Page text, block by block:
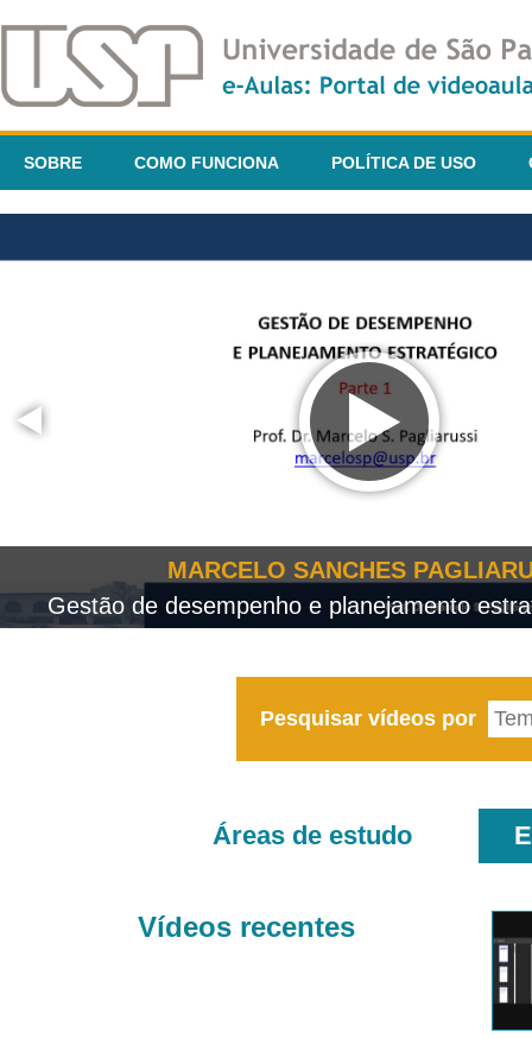
SOBRE COMO FUNCIONA POLÍTICA DE USO
MARCELO SANCHES
Gestão de desempenho e planejamento
Pesquisar vídeos por
Áreas de estudo
Vídeos recentes